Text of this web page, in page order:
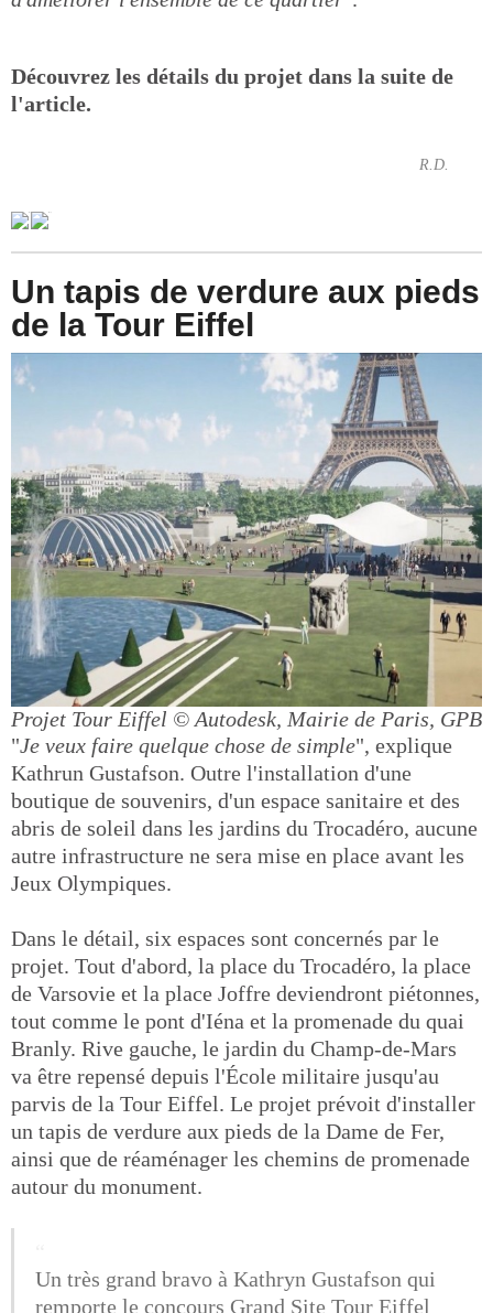
Découvrez les détails du projet dans la suite de
l'article.
R.D.
Un tapis de verdure aux pieds
de la Tour Eiffel
Projet Tour Eiffel © Autodesk, Mairie de Paris, GPB
"Je veux faire quelque chose de simple", explique
Kathrun Gustafson. Outre l'installation d'une
boutique de souvenirs, d'un espace sanitaire et des
abris de soleil dans les jardins du Trocadéro, aucune
autre infrastructure ne sera mise en place avant les
Jeux Olympiques.
Dans le détail, six espaces sont concernés par le
projet. Tout d'abord, la place du Trocadéro, la place
de Varsovie et la place Joffre deviendront piétonnes,
tout comme le pont d'Iéna et la promenade du quai
Branly. Rive gauche, le jardin du Champ-de-Mars
va être repensé depuis l'École militaire jusqu'au
parvis de la Tour Eiffel. Le projet prévoit d'installer
un tapis de verdure aux pieds de la Dame de Fer,
ainsi que de réaménager les chemins de promenade
autour du monument.
Un très grand bravo à Kathryn Gustafson qui
remporte le concours Grand Site Tour Eiffel